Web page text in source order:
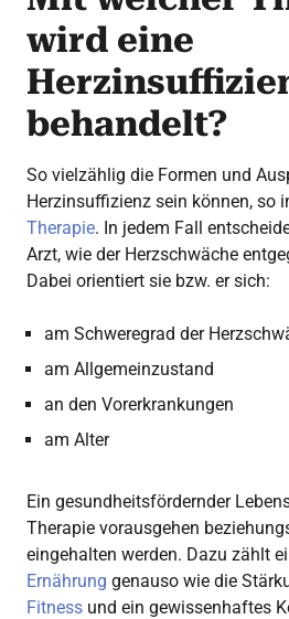
wird eine
behandelt?
So vielzählig die Formen und
Herzinsuffizienz sein können, so
Therapie. In jedem Fall
Arzt, wie der Herzschwäche
Dabei orientiert sie bzw. er sich:
am Schweregrad der
am Allgemeinzustand
an den Vorerkrankungen
am Alter
Ein gesundheitsfördernder
Therapie vorausgehen
eingehalten werden. Dazu zählt
Ernährung genauso wie die
Fitness und ein gewissenhaftes